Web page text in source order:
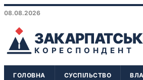
08.08.2026
КОРЕСПОНДЕНТ
ГОЛОВНА СУСПІЛЬСТВО